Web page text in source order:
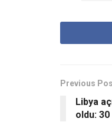
Previous
Libya
oldu: 30